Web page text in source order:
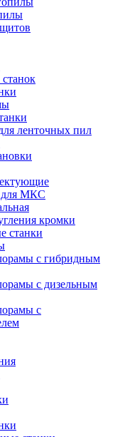
ленточных пил
для МКС
кромки
станки
с гибридным
с дизельным
с